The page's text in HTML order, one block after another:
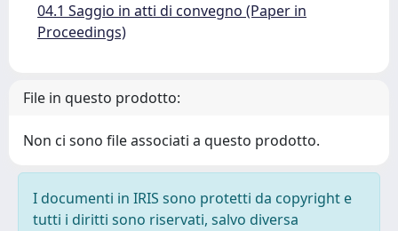
04.1 Saggio in atti di convegno (Paper in
Proceedings)
File in questo prodotto:
Non ci sono file associati a questo prodotto.
I documenti in IRIS sono protetti da copyright e
tutti i diritti sono riservati, salvo diversa